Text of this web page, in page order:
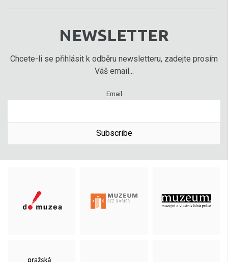
NEWSLETTER
Chcete-li se přihlásit k odběru newsletteru, zadejte prosím
Váš email...
Email
Subscribe